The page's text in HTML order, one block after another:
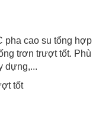
pha cao su tổng hợp
trơn trượt tốt. Phù
dựng,...
tốt